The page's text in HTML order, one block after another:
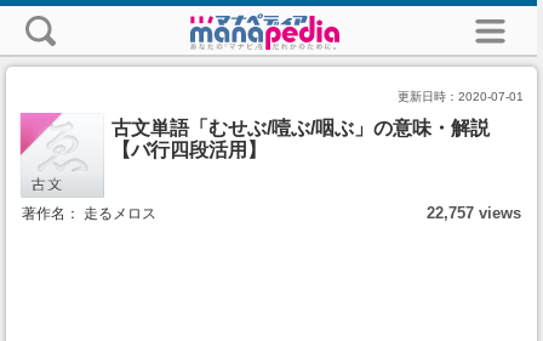
更新日時： 2020-07-01
古文単語「むせぶ/噎ぶ/咽ぶ」の意味・解説
【バ行四段活用】
著作名： 走るメロス 22,757 views